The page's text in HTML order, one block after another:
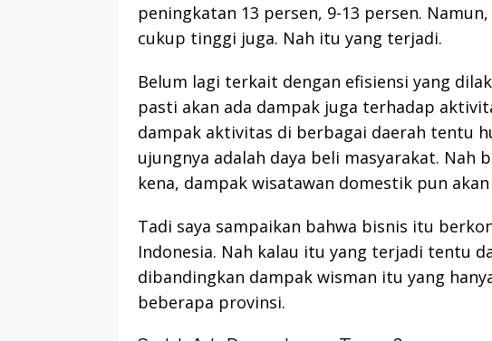
peningkatan 13 persen, 9-13 persen.
cukup tinggi juga. Nah itu yang terjadi.
Belum lagi terkait dengan efisiensi yang
pasti akan ada dampak juga terhadap
dampak aktivitas di berbagai daerah tentu
ujungnya adalah daya beli masyarakat. Nah
kena, dampak wisatawan domestik pun
Tadi saya sampaikan bahwa bisnis itu
Indonesia. Nah kalau itu yang terjadi tentu
dibandingkan dampak wisman itu yang
beberapa provinsi.